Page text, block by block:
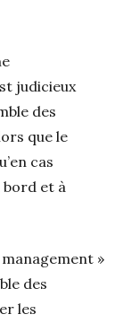
judicieux
des
que le
cas
bord et à
»
des
les